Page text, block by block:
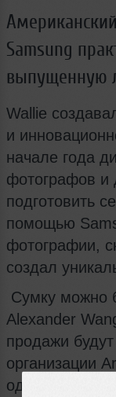
Samsung
выпущенную
Wallie
и
начале года
фотографов и
подготовить
помощью
фотографии,
создал
Сумку можно
Alexander
продажи
организации
одаренных